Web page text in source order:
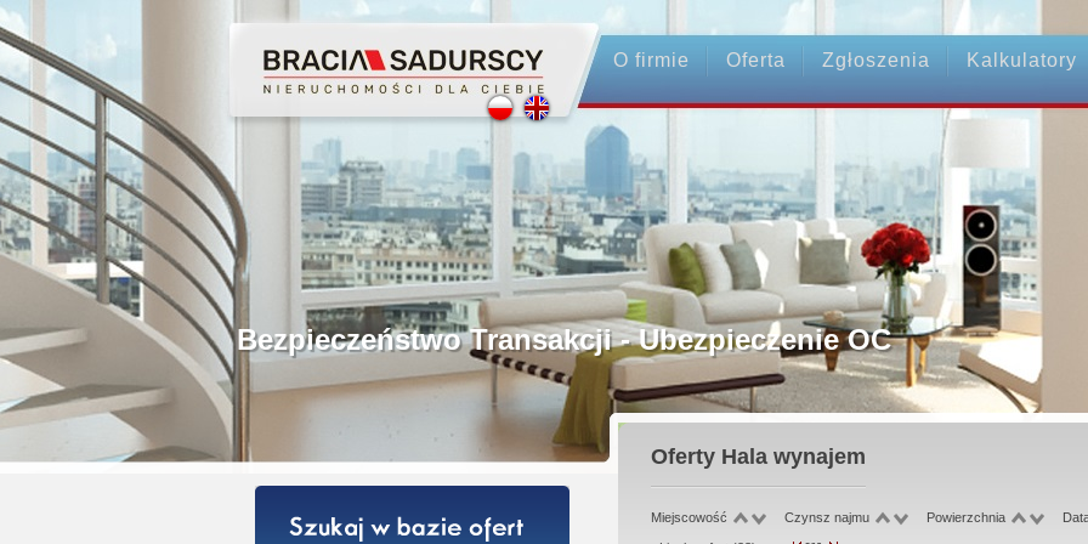
O firmie Oferta Zgłoszenia Kalkulatory
Profesjonalne Pośrednictwo
Bezpieczeństwo Transakcji - Ubezpieczenie OC
Licencjonowani Pośrednicy
Gwarancja Zwrotu Zadatku
OfertyHala wynajem
Miejscowość Czynsz najmu Powierzchnia